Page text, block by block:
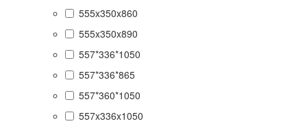
555x350x860
555x350x890
557*336*1050
557*336*865
557*360*1050
557x336x1050